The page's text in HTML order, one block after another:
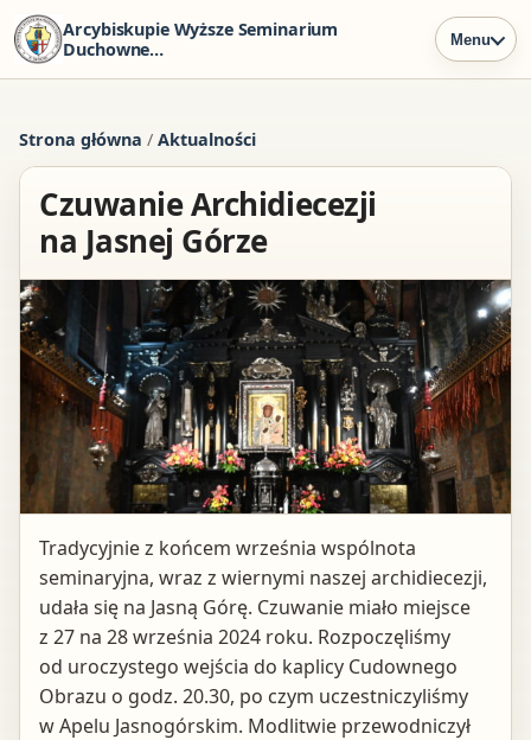
Arcybiskupie Wyższe Seminarium
Duchowne
Menu
Strona główna / Aktualności
Czuwanie Archidiecezji
na Jasnej Górze
Tradycyjnie z końcem września wspólnota
seminaryjna, wraz z wiernymi naszej archidiecezji,
udała się na Jasną Górę. Czuwanie miało miejsce
z 27 na 28 września 2024 roku. Rozpoczęliśmy
od uroczystego wejścia do kaplicy Cudownego
Obrazu o godz. 20.30, po czym uczestniczyliśmy
w Apelu Jasnogórskim. Modlitwie przewodniczył